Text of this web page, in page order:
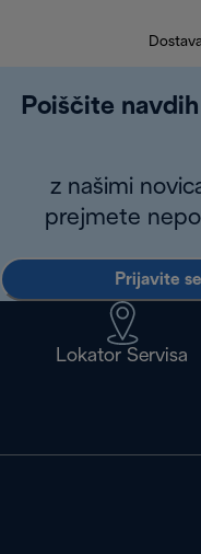
Poiščite
z našimi
prejmete
Prijavite
Lokator Servisa